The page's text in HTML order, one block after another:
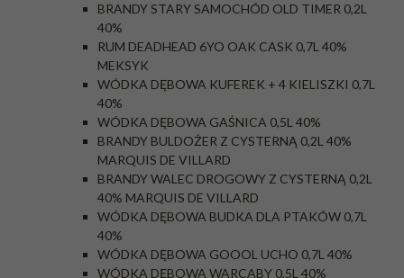
BRANDY STARY SAMOCHÓD OLD TIMER 0,2L
40%
RUM DEADHEAD 6YO OAK CASK 0,7L 40%
MEKSYK
WÓDKA DĘBOWA KUFEREK + 4 KIELISZKI 0,7L
40%
WÓDKA DĘBOWA GAŚNICA 0,5L 40%
BRANDY BULDOŻER Z CYSTERNĄ 0,2L 40%
MARQUIS DE VILLARD
BRANDY WALEC DROGOWY Z CYSTERNĄ 0,2L
40% MARQUIS DE VILLARD
WÓDKA DĘBOWA BUDKA DLA PTAKÓW 0,7L
40%
WÓDKA DĘBOWA GOOOL UCHO 0,7L 40%
WÓDKA DĘBOWA WARCABY 0,5L 40%